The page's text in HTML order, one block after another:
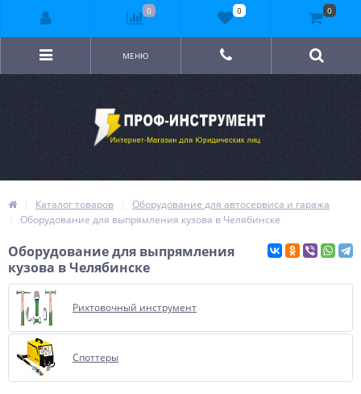
МЕНЮ
Каталог товаров
Оборудование для автосервиса и гаража
Оборудование для выпрямления кузова в Челябинске
Оборудование для выпрямления
кузова в Челябинске
Рихтовочный инструмент
Споттеры
0 0 0